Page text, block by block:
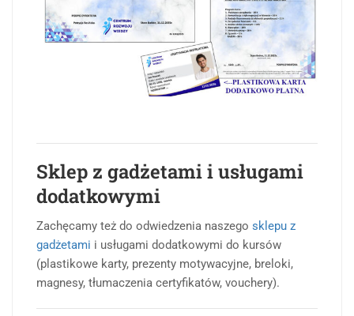
Sklep z gadżetami i usługami
dodatkowymi
Zachęcamy też do odwiedzenia naszego sklepu z
gadżetami i usługami dodatkowymi do kursów
(plastikowe karty, prezenty motywacyjne, breloki,
magnesy, tłumaczenia certyfikatów, vouchery).